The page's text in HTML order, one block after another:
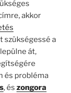
akkor
szükségessé a
át,
és probléma
, és zongora